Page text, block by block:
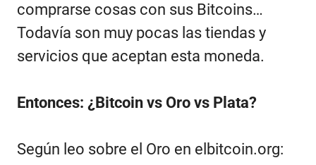
comprarse cosas con sus Bitcoins…
Todavía son muy pocas las tiendas y
servicios que aceptan esta moneda.
Entonces: ¿Bitcoin vs Oro vs Plata?
Según leo sobre el Oro en elbitcoin.org: